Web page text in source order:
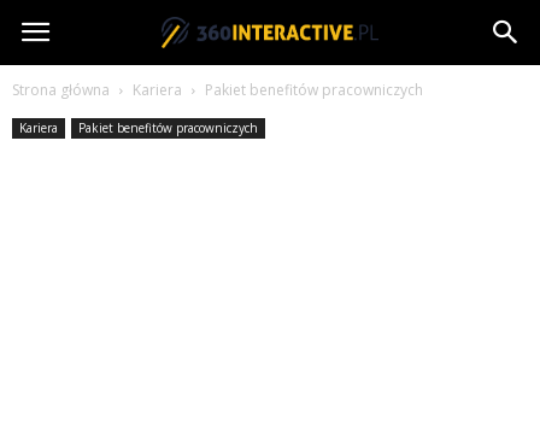
360interactive.pl
Strona główna Kariera Pakiet benefitów pracowniczych
Kariera Pakiet benefitów pracowniczych